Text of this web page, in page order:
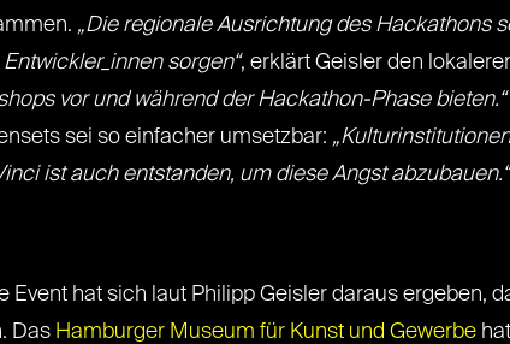
„Die regionale Ausrichtung des Hackathons
sorgen“, erklärt Geisler den
vor und während der Hackathon-Phase bieten.“
sei so einfacher umsetzbar:
ist auch entstanden, um diese Angst abzubauen.“
Event hat sich laut Philipp Geisler daraus ergeben,
Das Hamburger Museum für Kunst und Gewerbe